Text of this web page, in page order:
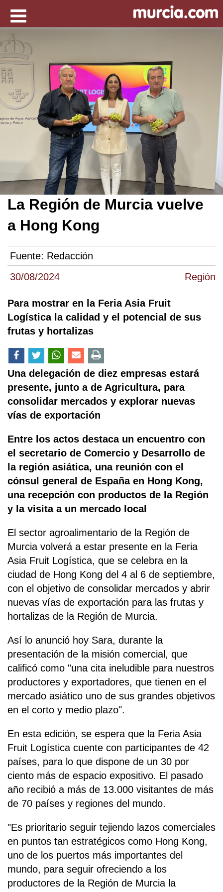
30/08/2024 Región
La Región de Murcia vuelve
a Hong Kong
Fuente: Redacción
Para mostrar en la Feria Asia Fruit
Logística la calidad y el potencial de sus
frutas y hortalizas
Una delegación de diez empresas estará
presente, junto a de Agricultura, para
consolidar mercados y explorar nuevas
vías de exportación
Entre los actos destaca un encuentro con
el secretario de Comercio y Desarrollo de
la región asiática, una reunión con el
cónsul general de España en Hong Kong,
una recepción con productos de la Región
y la visita a un mercado local
El sector agroalimentario de la Región de
Murcia volverá a estar presente en la Feria
Asia Fruit Logística, que se celebra en la
ciudad de Hong Kong del 4 al 6 de septiembre,
con el objetivo de consolidar mercados y abrir
nuevas vías de exportación para las frutas y
hortalizas de la Región de Murcia.
Así lo anunció hoy Sara, durante la
presentación de la misión comercial, que
calificó como "una cita ineludible para nuestros
productores y exportadores, que tienen en el
mercado asiático uno de sus grandes objetivos
en el corto y medio plazo".
En esta edición, se espera que la Feria Asia
Fruit Logística cuente con participantes de 42
países, para lo que dispone de un 30 por
ciento más de espacio expositivo. El pasado
año recibió a más de 13.000 visitantes de más
de 70 países y regiones del mundo.
"Es prioritario seguir tejiendo lazos comerciales
en puntos tan estratégicos como Hong Kong,
uno de los puertos más importantes del
mundo, para seguir ofreciendo a los
productores de la Región de Murcia la